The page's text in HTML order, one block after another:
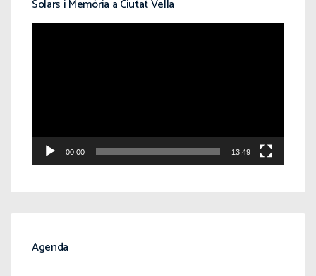
Solars i Memòria a Ciutat Vella
00:00 13:49
Agenda